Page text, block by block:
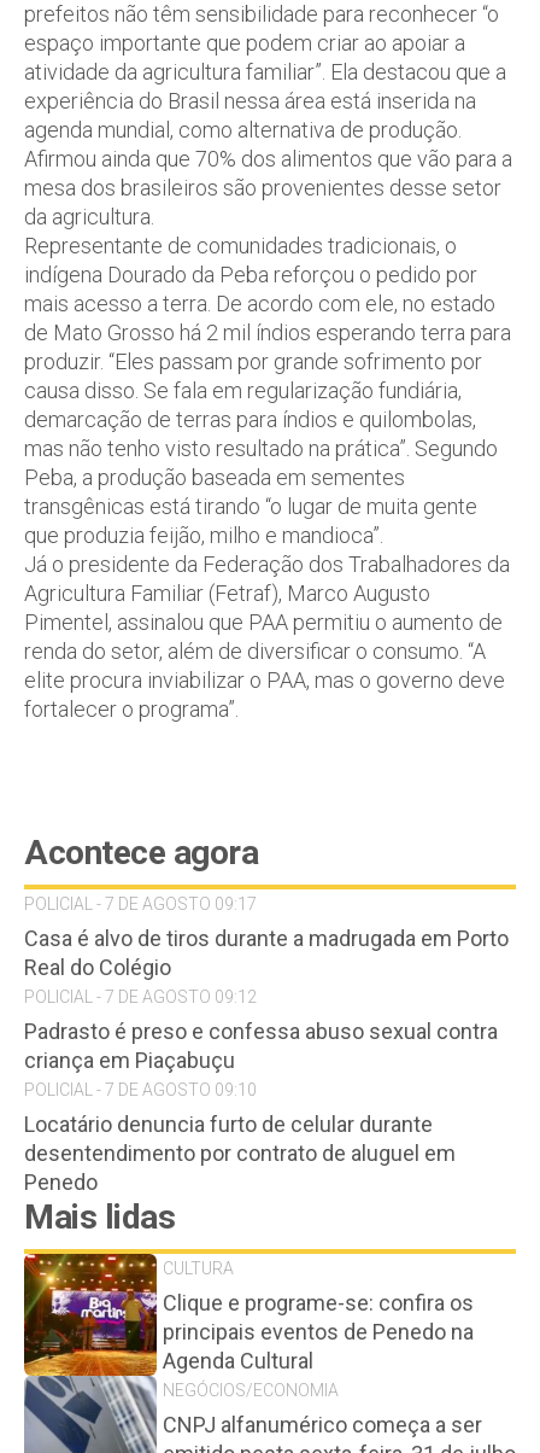
prefeitos não têm sensibilidade para reconhecer “o
espaço importante que podem criar ao apoiar a
atividade da agricultura familiar”. Ela destacou que a
experiência do Brasil nessa área está inserida na
agenda mundial, como alternativa de produção.
Afirmou ainda que 70% dos alimentos que vão para a
mesa dos brasileiros são provenientes desse setor
da agricultura.
Representante de comunidades tradicionais, o
indígena Dourado da Peba reforçou o pedido por
mais acesso a terra. De acordo com ele, no estado
de Mato Grosso há 2 mil índios esperando terra para
produzir. “Eles passam por grande sofrimento por
causa disso. Se fala em regularização fundiária,
demarcação de terras para índios e quilombolas,
mas não tenho visto resultado na prática”. Segundo
Peba, a produção baseada em sementes
transgênicas está tirando “o lugar de muita gente
que produzia feijão, milho e mandioca”.
Já o presidente da Federação dos Trabalhadores da
Agricultura Familiar (Fetraf), Marco Augusto
Pimentel, assinalou que PAA permitiu o aumento de
renda do setor, além de diversificar o consumo. “A
elite procura inviabilizar o PAA, mas o governo deve
fortalecer o programa”.
Acontece agora
POLICIAL - 7 DE AGOSTO 09:17
Casa é alvo de tiros durante a madrugada em Porto
Real do Colégio
POLICIAL - 7 DE AGOSTO 09:12
Padrasto é preso e confessa abuso sexual contra
criança em Piaçabuçu
POLICIAL - 7 DE AGOSTO 09:10
Locatário denuncia furto de celular durante
desentendimento por contrato de aluguel em
Penedo
Mais lidas
CULTURA
Clique e programe-se: confira os
principais eventos de Penedo na
Agenda Cultural
NEGÓCIOS/ECONOMIA
CNPJ alfanumérico começa a ser